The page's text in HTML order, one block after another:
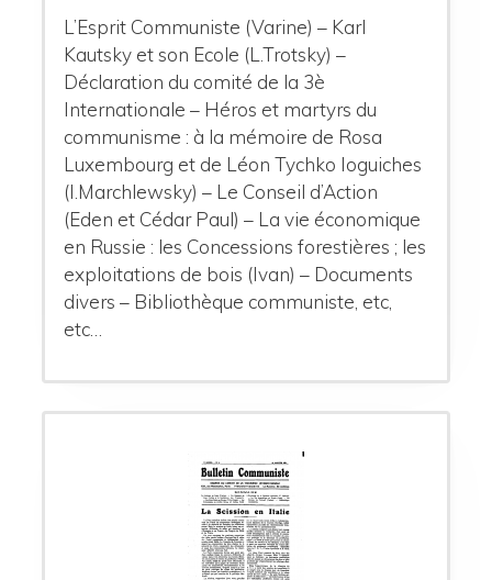
L’Esprit Communiste (Varine) – Karl
Kautsky et son Ecole (L.Trotsky) –
Déclaration du comité de la 3è
Internationale – Héros et martyrs du
communisme : à la mémoire de Rosa
Luxembourg et de Léon Tychko Ioguiches
(I.Marchlewsky) – Le Conseil d’Action
(Eden et Cédar Paul) – La vie économique
en Russie : les Concessions forestières ; les
exploitations de bois (Ivan) – Documents
divers – Bibliothèque communiste, etc,
etc…